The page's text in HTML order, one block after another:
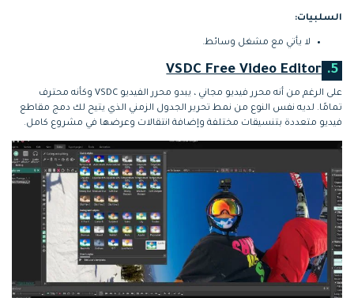
السلبيات:
لا يأتي مع مشغل وسائط.
5.
VSDC Free Video Editor
على الرغم من أنه محرر فيديو مجاني ، يبدو محرر الفيديو VSDC وكأنه محترف
تمامًا. لديه نفس النوع من نمط تحرير الجدول الزمني الذي يتيح لك دمج مقاطع
فيديو متعددة بتنسيقات مختلفة وإضافة انتقالات وعرضها في مشروع كامل.